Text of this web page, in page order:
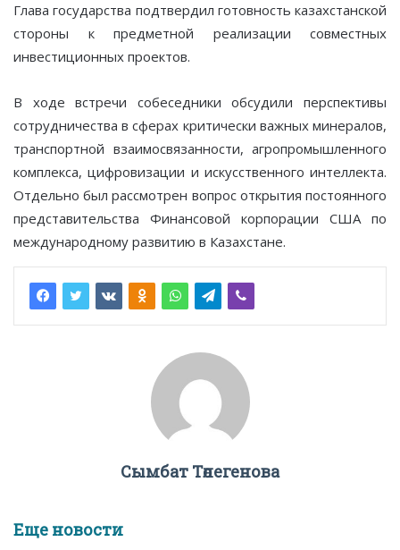
Глава государства подтвердил готовность казахстанской
стороны к предметной реализации совместных
инвестиционных проектов.
В ходе встречи собеседники обсудили перспективы
сотрудничества в сферах критически важных минералов,
транспортной взаимосвязанности, агропромышленного
комплекса, цифровизации и искусственного интеллекта.
Отдельно был рассмотрен вопрос открытия постоянного
представительства Финансовой корпорации США по
международному развитию в Казахстане.
Сымбат Төлегенова
Еще новости